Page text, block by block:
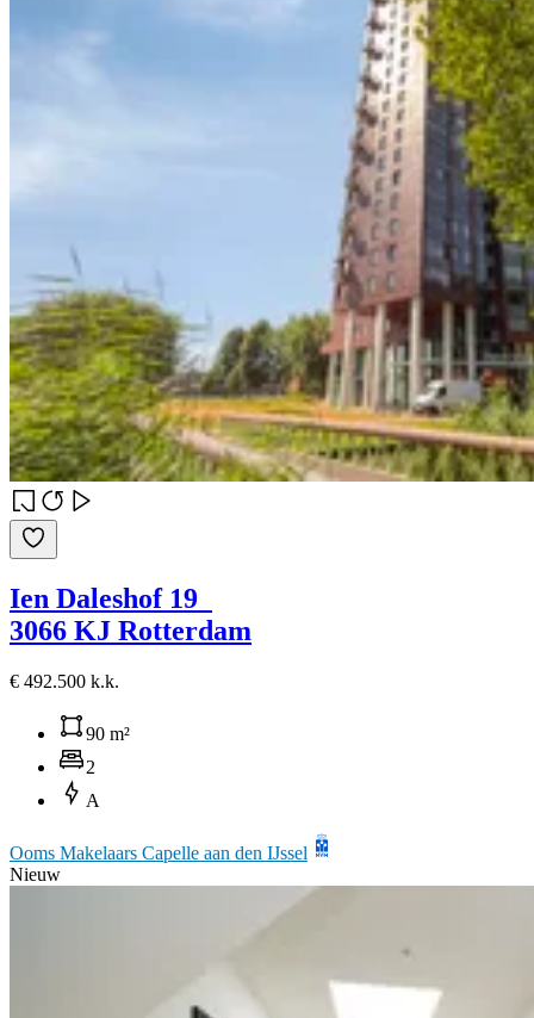
Ien Daleshof 19
3066 KJ Rotterdam
€ 492.500 k.k.
90 m²
2
A
Ooms Makelaars Capelle aan den IJssel
Nieuw